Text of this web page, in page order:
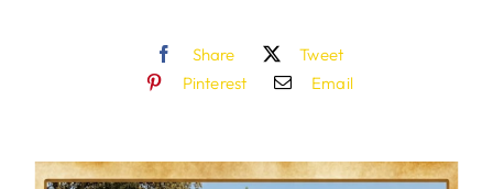
Share
Tweet
Pinterest
Email